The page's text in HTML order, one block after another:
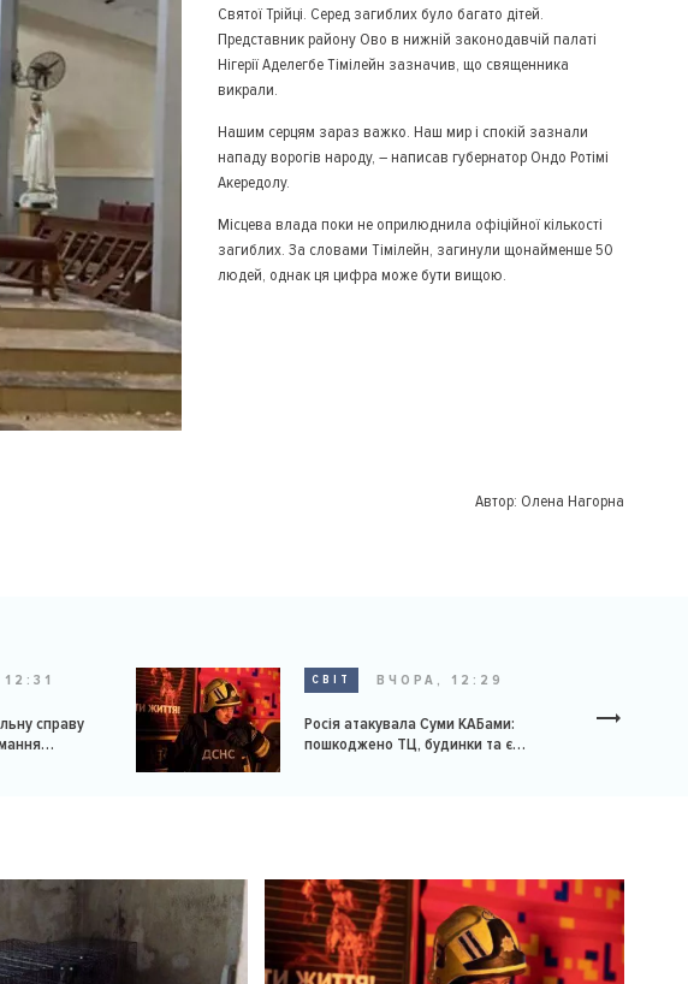
Святої Трійці. Серед загиблих було багато дітей.
Представник району Ово в нижній законодавчій палаті
Нігерії Аделегбе Тімілейн зазначив, що священника
викрали.
Нашим серцям зараз важко. Наш мир і спокій зазнали
нападу ворогів народу, – написав губернатор Ондо Ротімі
Акередолу.
Місцева влада поки не оприлюднила офіційної кількості
загиблих. За словами Тімілейн, загинули щонайменше 50
людей, однак ця цифра може бути вищою.
Автор: Олена Нагорна
справу
СВІТ ВЧОРА, 12:29
Росія атакувала Суми КАБами:
пошкоджено ТЦ, будинки та є